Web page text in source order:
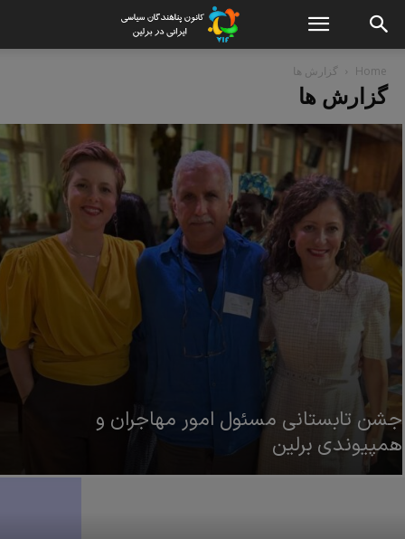
Home گزارش ها
گزارش ها
جشن تابستانی مسئول امور مهاجران و
همپیوندی برلین